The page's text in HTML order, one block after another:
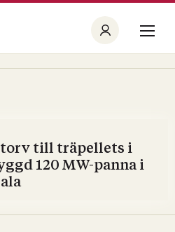
torv till träpellets i
120 MW-panna i